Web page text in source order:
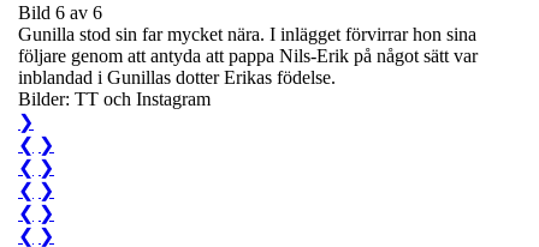
Bild 6 av 6
Gunilla stod sin far mycket nära. I inlägget förvirrar hon sina
följare genom att antyda att pappa Nils-Erik på något sätt var
inblandad i Gunillas dotter Erikas födelse.
Bilder: TT och Instagram
❯
❮ ❯
❮ ❯
❮ ❯
❮ ❯
❮ ❯